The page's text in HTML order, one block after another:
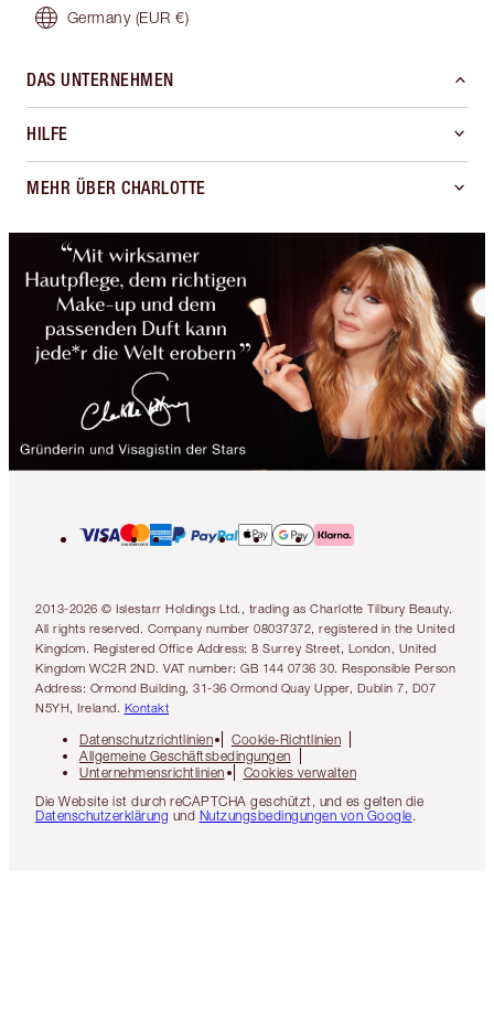
Germany (EUR €)
DAS UNTERNEHMEN
HILFE
MEHR ÜBER CHARLOTTE
2013-2026 © Islestarr Holdings Ltd., trading as Charlotte Tilbury Beauty.
All rights reserved. Company number 08037372, registered in the United
Kingdom. Registered Office Address: 8 Surrey Street, London, United
Kingdom WC2R 2ND. VAT number: GB 144 0736 30. Responsible Person
Address: Ormond Building, 31-36 Ormond Quay Upper, Dublin 7, D07
N5YH, Ireland. Kontakt
Datenschutzrichtlinien
Cookie-Richtlinien
Allgemeine Geschäftsbedingungen
Unternehmensrichtlinien
Cookies verwalten
Die Website ist durch reCAPTCHA geschützt, und es gelten die
Datenschutzerklärung und Nutzungsbedingungen von Google.